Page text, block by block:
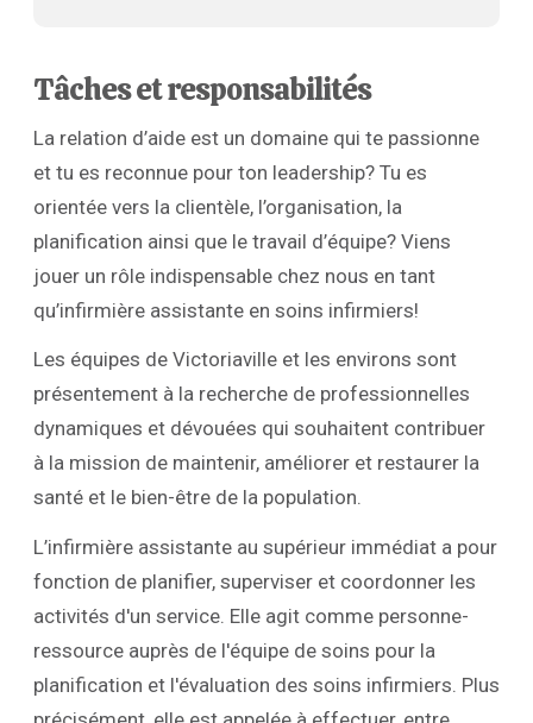
Tâches et responsabilités
La relation d’aide est un domaine qui te passionne
et tu es reconnue pour ton leadership? Tu es
orientée vers la clientèle, l’organisation, la
planification ainsi que le travail d’équipe? Viens
jouer un rôle indispensable chez nous en tant
qu’infirmière assistante en soins infirmiers!
Les équipes de Victoriaville et les environs sont
présentement à la recherche de professionnelles
dynamiques et dévouées qui souhaitent contribuer
à la mission de maintenir, améliorer et restaurer la
santé et le bien-être de la population.
L’infirmière assistante au supérieur immédiat a pour
fonction de planifier, superviser et coordonner les
activités d'un service. Elle agit comme personne-
ressource auprès de l'équipe de soins pour la
planification et l'évaluation des soins infirmiers. Plus